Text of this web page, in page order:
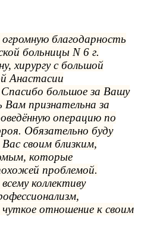
благодарность
больницы N 6 г.
хирургу с большой
Анастасии
Спасибо большое за Вашу
Вам признательна за
операцию по
Обязательно буду
своим близким,
которые
проблемой.
коллективу
чуткое отношение к своим